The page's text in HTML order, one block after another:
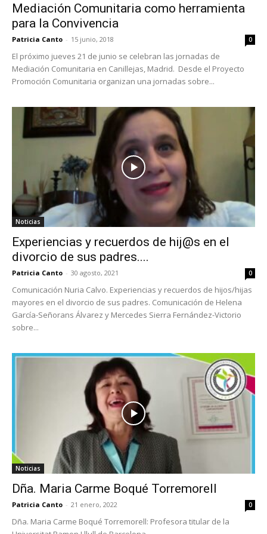
Mediación Comunitaria como herramienta
para la Convivencia
Patricia Canto - 15 junio, 2018 0
El próximo jueves 21 de junio se celebran las jornadas de
Mediación Comunitaria en Canillejas, Madrid. Desde el Proyecto
Promoción Comunitaria organizan una jornadas sobre...
Noticias
Experiencias y recuerdos de hij@s en el
divorcio de sus padres....
Patricia Canto - 30 agosto, 2021 0
Comunicación Nuria Calvo. Experiencias y recuerdos de hijos/hijas
mayores en el divorcio de sus padres. Comunicación de Helena
García-Señorans Álvarez y Mercedes Sierra Fernández-Victorio
sobre...
Noticias
Dña. Maria Carme Boqué Torremorell
Patricia Canto - 21 enero, 2022 0
Dña. Maria Carme Boqué Torremorell: Profesora titular de la